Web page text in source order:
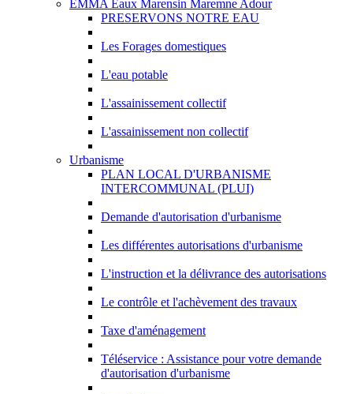
EMMA Eaux Marensin Maremne Adour
PRESERVONS NOTRE EAU
Les Forages domestiques
L'eau potable
L'assainissement collectif
L'assainissement non collectif
Urbanisme
PLAN LOCAL D'URBANISME
INTERCOMMUNAL (PLUI)
Demande d'autorisation d'urbanisme
Les différentes autorisations d'urbanisme
L'instruction et la délivrance des autorisations
Le contrôle et l'achèvement des travaux
Taxe d'aménagement
Téléservice : Assistance pour votre demande
d'autorisation d'urbanisme